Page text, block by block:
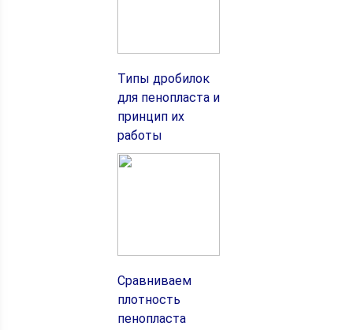
Типы дробилок
для пенопласта и
принцип их
работы
Сравниваем
плотность
пенопласта